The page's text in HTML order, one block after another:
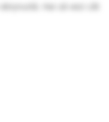
Hai să vezi cât